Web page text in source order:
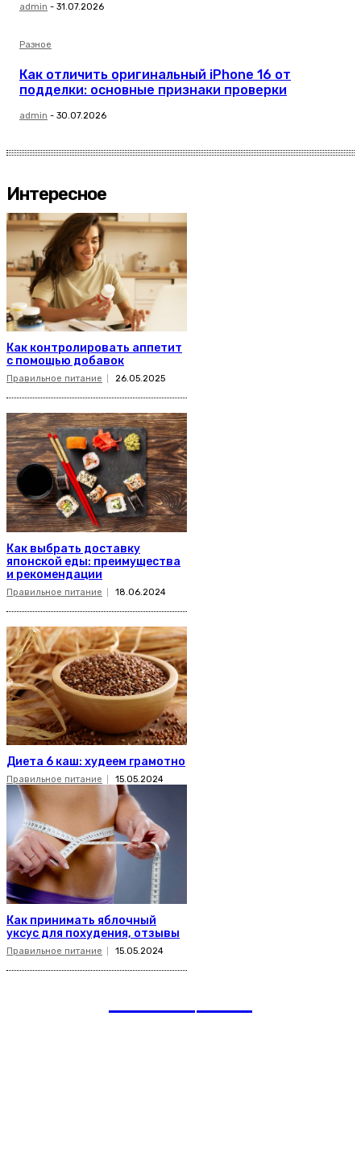
admin - 31.07.2026
Разное
Как отличить оригинальный iPhone 16 от
подделки: основные признаки проверки
admin - 30.07.2026
Интересное
Как контролировать аппетит
с помощью добавок
Правильное питание 26.05.2025
Как выбрать доставку
японской еды: преимущества
и рекомендации
Правильное питание 18.06.2024
Диета 6 каш: худеем грамотно
Правильное питание 15.05.2024
Как принимать яблочный
уксус для похудения, отзывы
Правильное питание 15.05.2024